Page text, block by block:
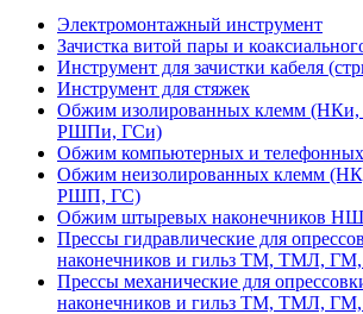
Электромонтажный инструмент
Зачистка витой пары и
Инструмент для зачистки кабеля
Инструмент для стяжек
Обжим изолированных клемм
РШПи, ГСи)
Обжим компьютерных и телефонных
Обжим неизолированных клемм
РШП, ГС)
Обжим штыревых наконечников
Прессы гидравлические для
наконечников и гильз ТМ, ТМЛ,
Прессы механические для
наконечников и гильз ТМ, ТМЛ,